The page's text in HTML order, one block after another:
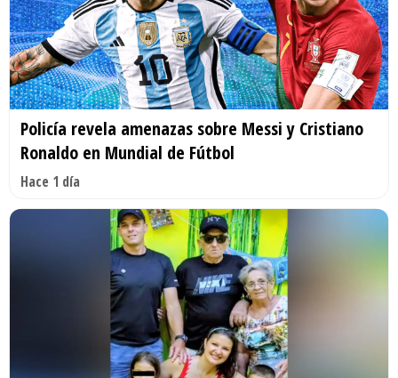
Policía revela amenazas sobre Messi y Cristiano
Ronaldo en Mundial de Fútbol
Hace 1 día